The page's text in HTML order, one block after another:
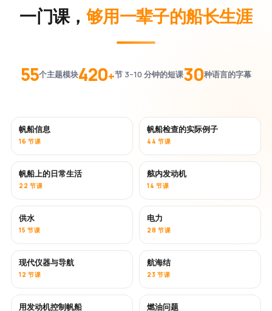
一门课， 够用一辈子的船长生涯
55个主题模块420+节 3–10 分钟的短课30种语言的字幕
帆船信息
16 节课
帆船检查的实际例子
44 节课
帆船上的日常生活
22 节课
舷内发动机
14 节课
供水
15 节课
电力
28 节课
现代仪器与导航
12 节课
航海结
23 节课
用发动机控制帆船 燃油问题